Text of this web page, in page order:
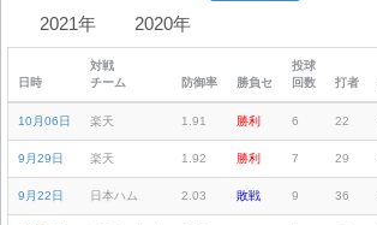
2021年 2020年
日時
対戦
チーム
防御率 勝負セ
投球
回数
打者
10月06日 楽天 1.91 勝利 6 22
9月29日 楽天 1.92 勝利 7 29
9月22日 日本ハム 2.03 敗戦 9 36